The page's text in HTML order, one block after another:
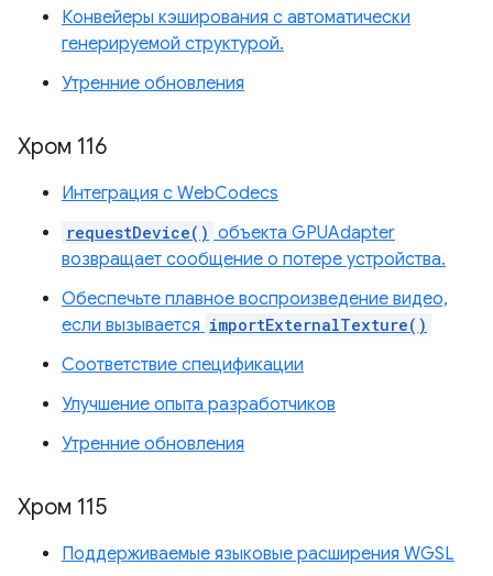
Конвейеры кэширования с автоматически
генерируемой структурой.
Утренние обновления
Хром 116
Интеграция с WebCodecs
requestDevice() объекта GPUAdapter
возвращает сообщение о потере устройства.
Обеспечьте плавное воспроизведение видео,
если вызывается importExternalTexture()
Соответствие спецификации
Улучшение опыта разработчиков
Утренние обновления
Хром 115
Поддерживаемые языковые расширения WGSL